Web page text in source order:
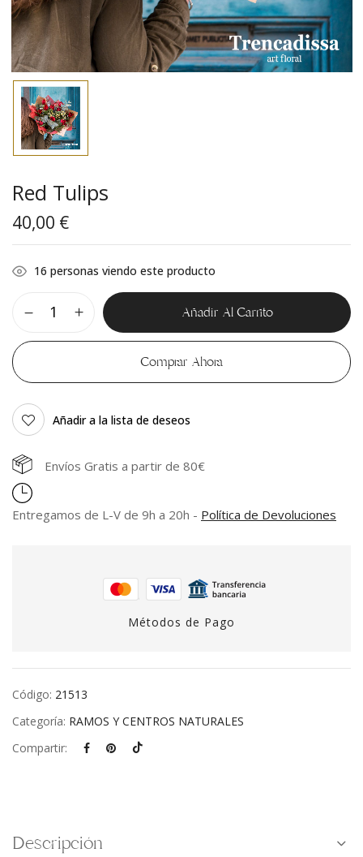
Red Tulips
40,00 €
16 personas viendo este producto
Añadir Al Carrito
Comprar Ahora
Añadir a la lista de deseos
Envíos Gratis a partir de 80€
Entregamos de L-V de 9h a 20h - Política de Devoluciones
Métodos de Pago
Código: 21513
Categoría: RAMOS Y CENTROS NATURALES
Compartir:
Descripción